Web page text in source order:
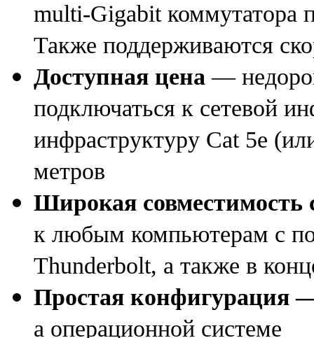
multi-Gigabitкоммутатора
Также поддерживаются
Доступная цена —
подключаться к сетевой
инфраструктуру Cat 5e (
метров
Широкая совместимость
к любым компьютерам с
Thunderbolt, а также в
Простая конфигурация
а операционной системе